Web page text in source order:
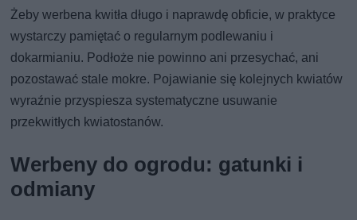
Żeby werbena kwitła długo i naprawdę obficie, w praktyce
wystarczy pamiętać o regularnym podlewaniu i
dokarmianiu. Podłoże nie powinno ani przesychać, ani
pozostawać stale mokre. Pojawianie się kolejnych kwiatów
wyraźnie przyspiesza systematyczne usuwanie
przekwitłych kwiatostanów.
Werbeny do ogrodu: gatunki i
odmiany